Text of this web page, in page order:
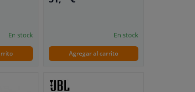
En stock En stock
Agregar al carrito